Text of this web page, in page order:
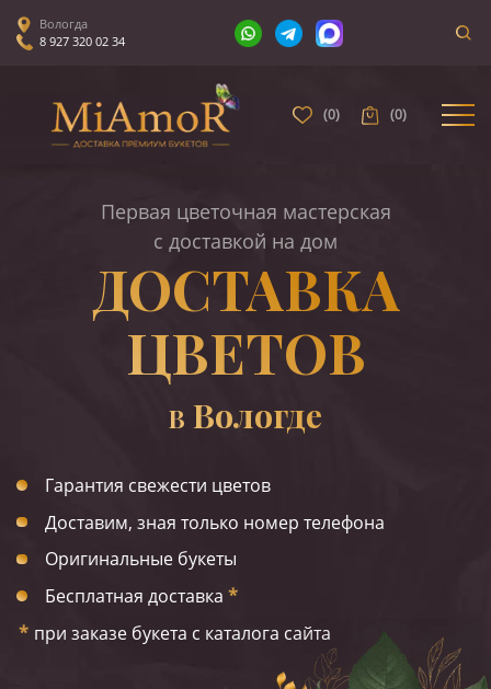
Вологда
8 927 320 02 34
(0) (0)
Первая цветочная мастерская
с доставкой на дом
ДОСТАВКА
ЦВЕТОВ
В Вологде
Гарантия свежести цветов
Доставим, зная только номер телефона
Оригинальные букеты
Бесплатная доставка *
* при заказе букета с каталога сайта